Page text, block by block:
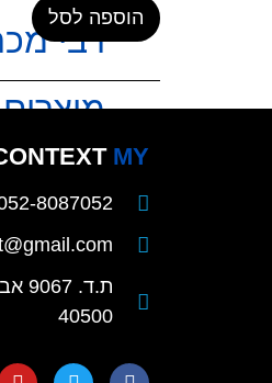
רבי
קלפים השלכתיים
הוספה לסל
MY
8087052
ת.ד.
40500